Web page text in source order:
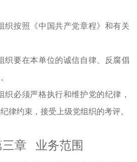
织按照《中国共产党章程》和有关
织要在本单位的诚信自律、反腐倡
织必须严格执行和维护党的纪律，
律约束，接受上级党组织的考评。
三章 业务范围